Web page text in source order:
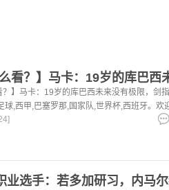
？】马卡：19岁的库巴西未来没有极限，剑
球,西甲,巴塞罗那,国家队,世界杯,西班牙。欢
为你更新最新的足球，篮球体育资讯。